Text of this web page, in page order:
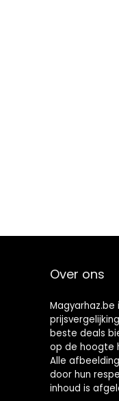
Over ons
beste deals
op de hoogte
Alle
door hun
inhoud is